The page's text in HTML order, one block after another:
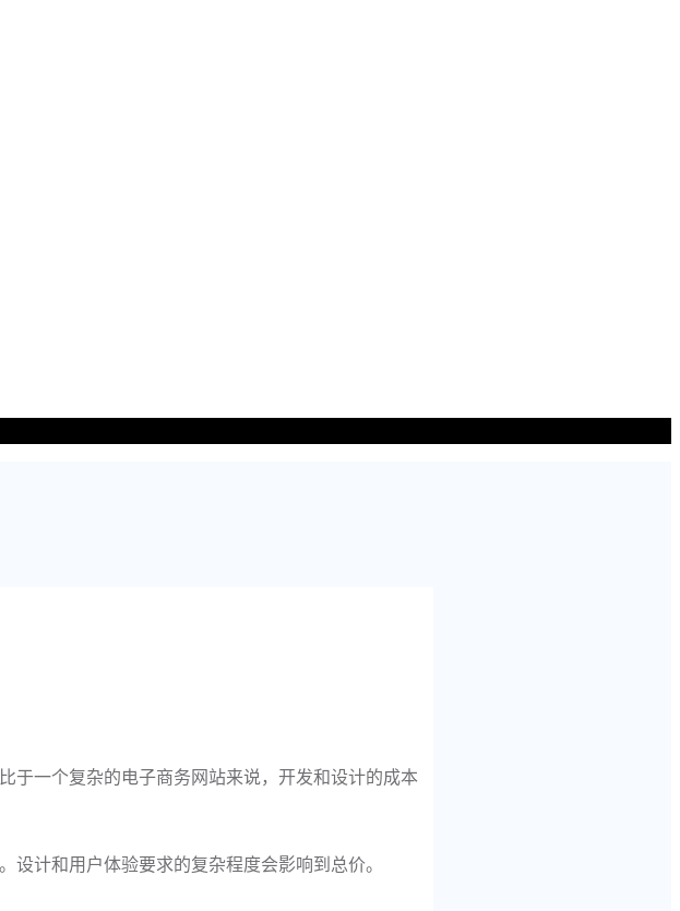
于一个复杂的电子商务网站来说，开发和设计的成本
设计和用户体验要求的复杂程度会影响到总价。